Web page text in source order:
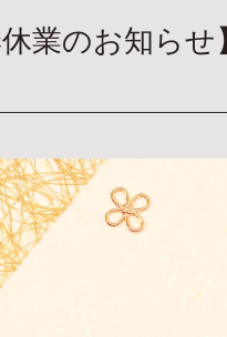
休業のお知らせ